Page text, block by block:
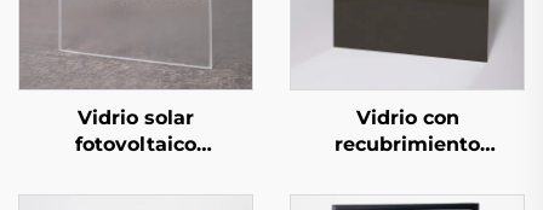
Vidrio solar
fotovoltaico
Vidrio con
recubrimiento
(vidrio reflectante con